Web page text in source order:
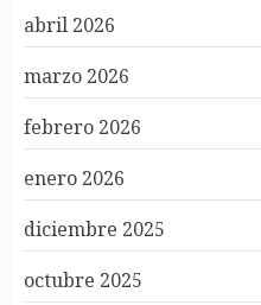
abril 2026
marzo 2026
febrero 2026
enero 2026
diciembre 2025
octubre 2025